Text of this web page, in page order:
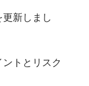
新しまし
トとリスク